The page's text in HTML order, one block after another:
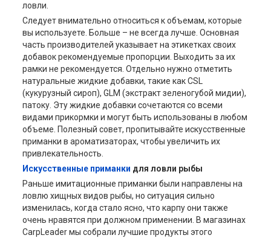
ловли.
Следует внимательно относиться к объемам, которые
вы используете. Больше – не всегда лучше. Основная
часть производителей указывает на этикетках своих
добавок рекомендуемые пропорции. Выходить за их
рамки не рекомендуется. Отдельно нужно отметить
натуральные жидкие добавки, такие как CSL
(кукурузный сироп), GLM (экстракт зеленогубой мидии),
патоку. Эту жидкие добавки сочетаются со всеми
видами прикормки и могут быть использованы в любом
объеме. Полезный совет, пропитывайте искусственные
приманки в ароматизаторах, чтобы увеличить их
привлекательность.
Искусственные приманки для ловли рыбы
Раньше имитационные приманки были направлены на
ловлю хищных видов рыбы, но ситуация сильно
изменилась, когда стало ясно, что карпу они также
очень нравятся при должном применении. В магазинах
CarpLeader мы собрали лучшие продукты этого